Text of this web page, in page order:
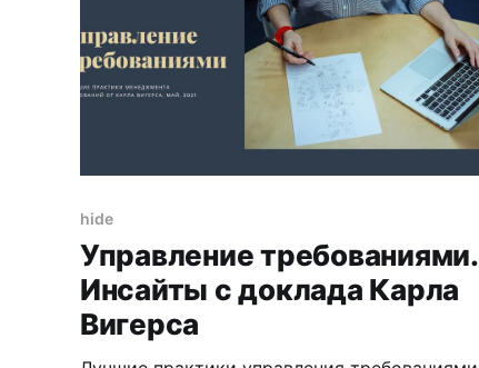
Усредненная статистика по всем
hide
Управление требованиями.
Инсайты с доклада Карла
Вигерса